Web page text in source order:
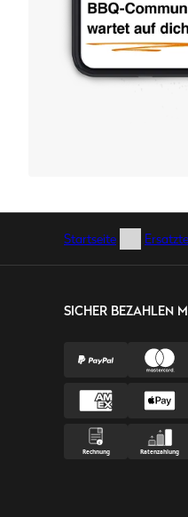
Startseite
SICHER BEZAHLEN